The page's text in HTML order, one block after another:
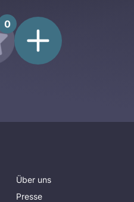
0
Über uns
Presse